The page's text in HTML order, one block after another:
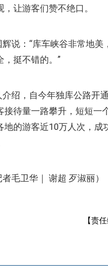
让游客们赞不绝口。
说：“库车峡谷非常地美
，挺不错的。”
绍，自今年独库公路开
接待量一路攀升，短短一
地的游客近10万人次，成
者毛卫华｜ 谢超 歹淑丽）
【责